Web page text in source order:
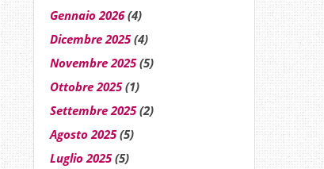
Gennaio 2026(4)
Dicembre 2025(4)
Novembre 2025(5)
Ottobre 2025(1)
Settembre 2025(2)
Agosto 2025(5)
Luglio 2025(5)